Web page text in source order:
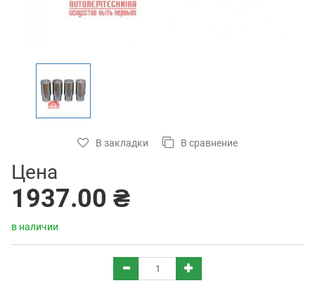
В закладки В сравнение
Цена
1937.00 ₴
в наличии